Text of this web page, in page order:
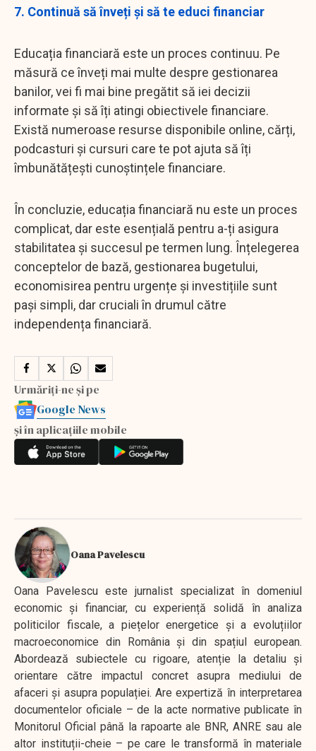
7. Continuă să înveți și să te educi financiar
Educația financiară este un proces continuu. Pe
măsură ce înveți mai multe despre gestionarea
banilor, vei fi mai bine pregătit să iei decizii
informate și să îți atingi obiectivele financiare.
Există numeroase resurse disponibile online, cărți,
podcasturi și cursuri care te pot ajuta să îți
îmbunătățești cunoștințele financiare.
În concluzie, educația financiară nu este un proces
complicat, dar este esențială pentru a-ți asigura
stabilitatea și succesul pe termen lung. Înțelegerea
conceptelor de bază, gestionarea bugetului,
economisirea pentru urgențe și investițiile sunt
pași simpli, dar cruciali în drumul către
independența financiară.
Urmăriți-ne și pe
Google News
și în aplicațiile mobile
Oana Pavelescu
Oana Pavelescu este jurnalist specializat în domeniul
economic și financiar, cu experiență solidă în analiza
politicilor fiscale, a piețelor energetice și a evoluțiilor
macroeconomice din România și din spațiul european.
Abordează subiectele cu rigoare, atenție la detaliu și
orientare către impactul concret asupra mediului de
afaceri și asupra populației. Are expertiză în interpretarea
documentelor oficiale – de la acte normative publicate în
Monitorul Oficial până la rapoarte ale BNR, ANRE sau ale
altor instituții-cheie – pe care le transformă în materiale